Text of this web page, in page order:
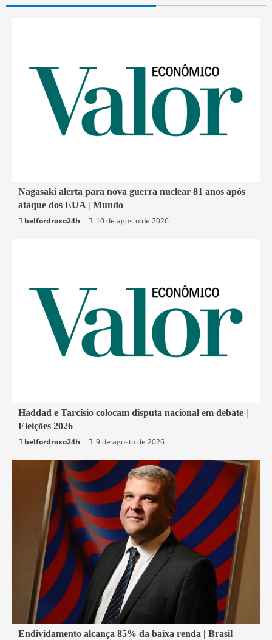
4 min read
Economia
Nagasaki alerta para nova guerra nuclear 81 anos após
ataque dos EUA | Mundo
belfordroxo24h
10 de agosto de 2026
1 min read
Economia
Haddad e Tarcísio colocam disputa nacional em debate |
Eleições 2026
belfordroxo24h
9 de agosto de 2026
5 min read
Endividamento alcança 85% da baixa renda | Brasil